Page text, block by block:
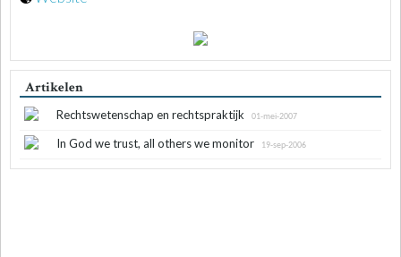
Artikelen
Rechtswetenschap en rechtspraktijk 01-mei-2007
In God we trust, all others we monitor 19-sep-2006